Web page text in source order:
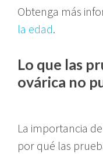
Obtenga más
la edad.
Lo que las
ovárica no
La importancia
por qué las